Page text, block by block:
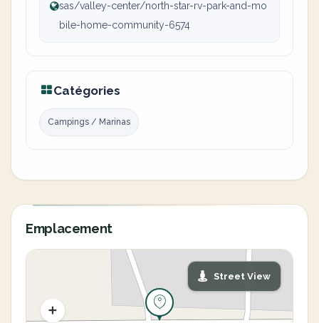
sas/valley-center/north-star-rv-park-and-mo
bile-home-community-6574
Catégories
Campings / Marinas
Emplacement
Street View